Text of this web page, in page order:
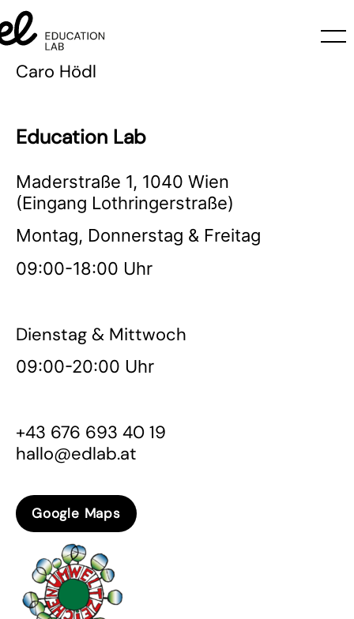
Caro Hödl
Education Lab
Maderstraße 1, 1040 Wien
(Eingang Lothringerstraße)
Montag, Donnerstag & Freitag
09:00-18:00 Uhr
Dienstag & Mittwoch
09:00-20:00 Uhr
+43 676 693 40 19
hallo@edlab.at
Google Maps